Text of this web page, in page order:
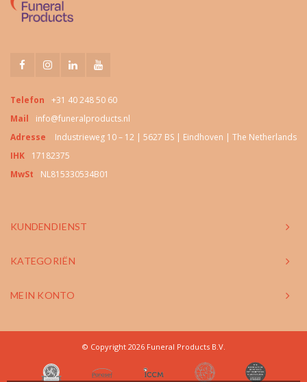
Telefon
+31 40 248 50 60
Mail
info@funeralproducts.nl
Adresse
Industrieweg 10 – 12 | 5627 BS | Eindhoven | The Netherlands
IHK
17182375
MwSt
NL815330534B01
KUNDENDIENST
KATEGORIËN
MEIN KONTO
© Copyright 2026 Funeral Products B.V.